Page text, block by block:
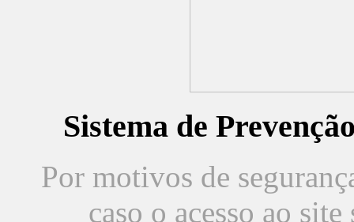
Sistema de
Por motivos de
caso o acesso ao